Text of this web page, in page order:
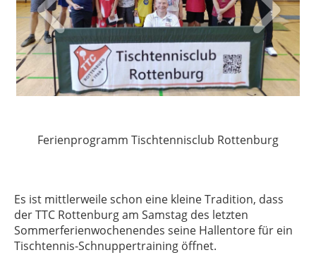
Ferienprogramm Tischtennisclub Rottenburg
Es ist mittlerweile schon eine kleine Tradition, dass
der TTC Rottenburg am Samstag des letzten
Sommerferienwochenendes seine Hallentore für ein
Tischtennis-Schnuppertraining öffnet.